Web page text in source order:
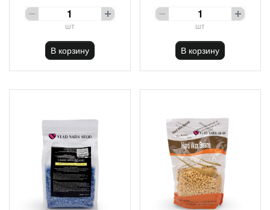
шт
В корзину
шт
В корзину